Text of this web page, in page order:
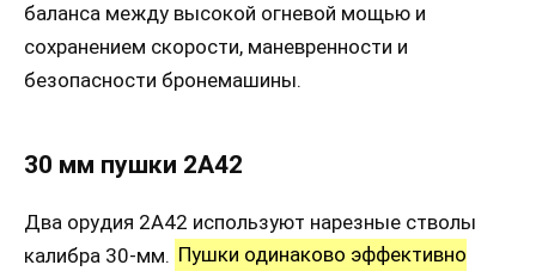
баланса между высокой огневой мощью и
сохранением скорости, маневренности и
безопасности бронемашины.
30 мм пушки 2А42
Два орудия 2А42 используют нарезные стволы
калибра 30-мм. Пушки одинаково эффективно